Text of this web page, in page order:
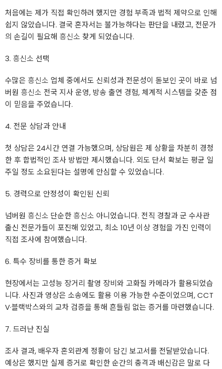
처음에는 제가 직접 확인하려 했지만 경험 부족과 법적 제약으로 인해
쉽지 않았습니다. 결국 혼자서는 불가능하다는 판단을 내렸고, 전문가
의 손길이 필요해 흥신소 찾게 되었습니다.
3. 흥신소 선택
수많은 흥신소 업체 중에서도 신뢰성과 전문성이 돋보인 곳이 바로 넘
버원 흥신소 전국 지사 운영, 방송 출연 경험, 체계적 시스템을 갖춘 점
이 믿음을 주었습니다.
4. 전문 상담과 안내
첫 상담은 24시간 연결 가능했으며, 상담원은 제 상황을 차분히 경청
한 후 합법적인 조사 방법만 제시했습니다. 외도 단서 확보는 평균 일
주일 정도 소요된다는 설명에 안심할 수 있었습니다.
5. 경력으로 안정성이 확인된 신뢰
넘버원 흥신소 단순한흥신소 아니었습니다. 전직 경찰과 군 수사관
출신 전문가들이 포진해 있었고, 최소 10년 이상 경험을 가진 인력이
직접 조사에 참여했습니다.
6. 특수 장비를 통한 증거 확보
현장에서는 고성능 장거리 촬영 장비와 고화질 카메라가 활용되었습
니다. 사진과 영상은 소송에도 활용 이용 가능한 수준이었으며, CCT
V·블랙박스와의 교차 검증을 통해 흔들림 없는 증거를 마련했습니다.
7. 드러난 진실
조사 결과, 배우자 혼외관계 정황이 담긴 보고서를 전달받았습니다.
예상은 했지만 실제 증거로 확인한 순간의 충격과 배신감은 말로 다